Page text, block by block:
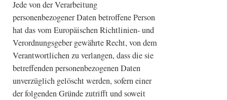
Jede von der Verarbeitung
personenbezogener Daten betroffene Person
hat das vom Europäischen Richtlinien- und
Verordnungsgeber gewährte Recht, von dem
Verantwortlichen zu verlangen, dass die sie
betreffenden personenbezogenen Daten
unverzüglich gelöscht werden, sofern einer
der folgenden Gründe zutrifft und soweit